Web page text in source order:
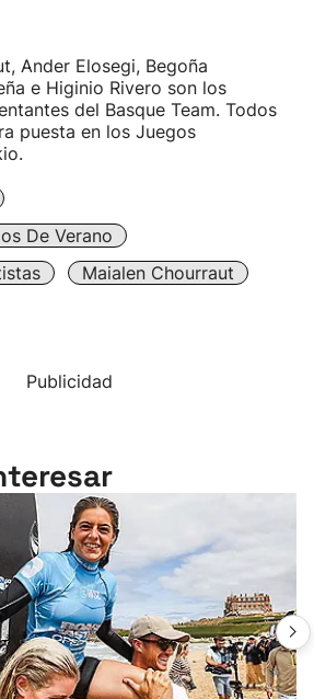
Ander Elosegi, Begoña
e Higinio Rivero son los
del Basque Team. Todos
puesta en los Juegos
De Verano
Maialen Chourraut
Publicidad